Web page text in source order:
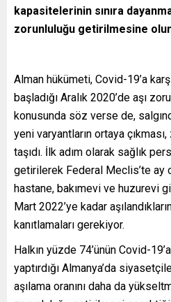
kapasitelerinin sınıra
zorunluluğu getirilmesine
Alman hükümeti, Covid-19’a
başladığı Aralık 2020’de aşı
konusunda söz verse de,
yeni varyantların ortaya
taşıdı. İlk adım olarak sağlık
getirilerek Federal Meclis’te ay
hastane, bakımevi ve huzurevi
Mart 2022’ye kadar
kanıtlamaları gerekiyor.
Halkın yüzde 74’ünün Covid-
yaptırdığı Almanya’da
aşılama oranını daha da